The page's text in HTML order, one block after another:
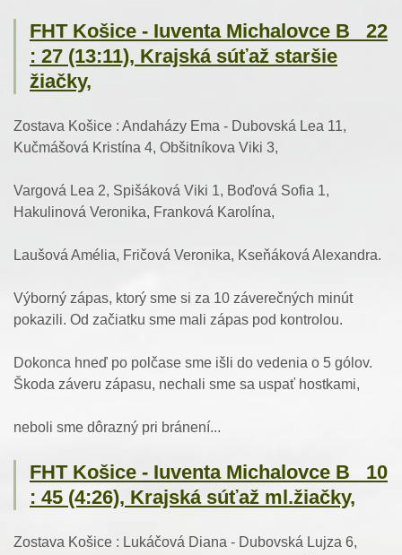
FHT Košice - Iuventa Michalovce B 22
: 27 (13:11), Krajská súťaž staršie
žiačky,
Zostava Košice : Andaházy Ema - Dubovská Lea 11,
Kučmášová Kristína 4, Obšitníkova Viki 3,
Vargová Lea 2, Spišáková Viki 1, Boďová Sofia 1,
Hakulinová Veronika, Franková Karolína,
Laušová Amélia, Fričová Veronika, Kseňáková Alexandra.
Výborný zápas, ktorý sme si za 10 záverečných minút
pokazili. Od začiatku sme mali zápas pod kontrolou.
Dokonca hneď po polčase sme išli do vedenia o 5 gólov.
Škoda záveru zápasu, nechali sme sa uspať hostkami,
neboli sme dôrazný pri bránení...
FHT Košice - Iuventa Michalovce B 10
: 45 (4:26), Krajská súťaž ml.žiačky,
Zostava Košice : Lukáčová Diana - Dubovská Lujza 6,